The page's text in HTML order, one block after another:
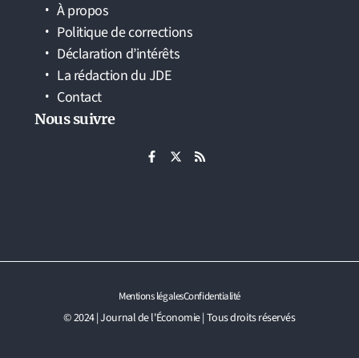
À propos
Politique de corrections
Déclaration d’intérêts
La rédaction du JDE
Contact
Nous suivre
© 2024 | Journal de l'Économie | Tous droits réservés
Mentions légalesConfidentialité